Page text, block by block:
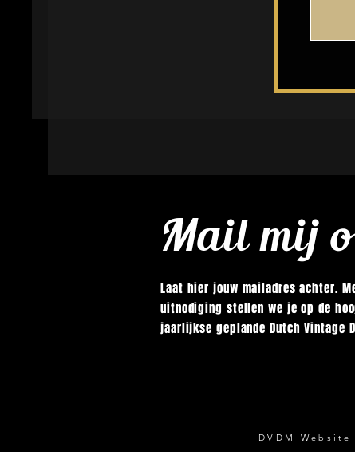
Mail mij
Laat hier jouw mailadres achter.
uitnodiging stellen we je op de
jaarlijkse geplande Dutch Vintage
DVDM